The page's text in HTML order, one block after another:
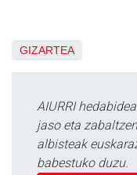
GIZARTEA
AIURRI
jaso eta
albisteak
babestuko duzu.